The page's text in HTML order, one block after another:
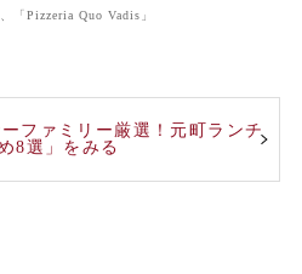
「Pizzeria Quo Vadis」
ファミリー厳選！元町ランチ
8選」をみる